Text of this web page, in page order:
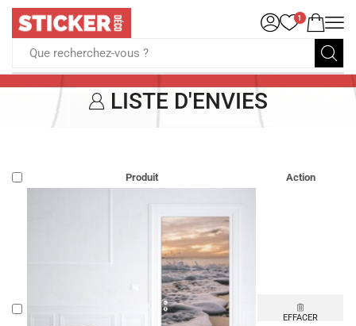
Que recherchez-vous ?
1
LISTE D'ENVIES
Produit Action
EFFACER